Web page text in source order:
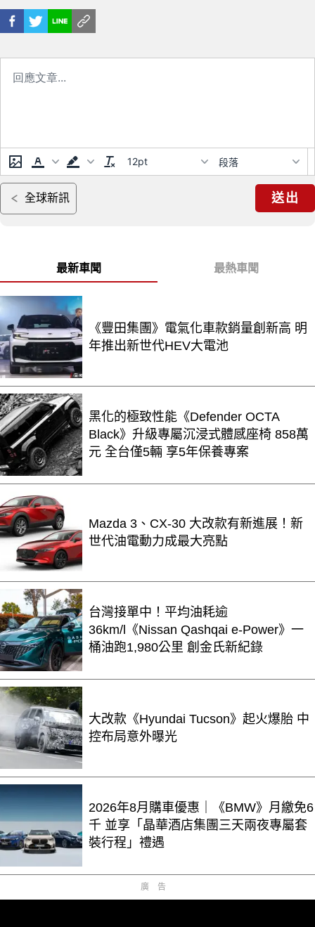
12pt 段落
全球新訊 送出
最新車聞 最熱車聞
《豐田集團》電氣化車款銷量創新高 明
年推出新世代HEV大電池
黑化的極致性能《Defender OCTA
Black》升級專屬沉浸式體感座椅 858萬
元 全台僅5輛 享5年保養專案
Mazda 3、CX-30 大改款有新進展！新
世代油電動力成最大亮點
台灣接單中！平均油耗逾
36km/l《Nissan Qashqai e-Power》一
桶油跑1,980公里 創金氏新紀錄
大改款《Hyundai Tucson》起火爆胎 中
控布局意外曝光
2026年8月購車優惠｜《BMW》月繳免6
千 並享「晶華酒店集團三天兩夜專屬套
裝行程」禮遇
廣告